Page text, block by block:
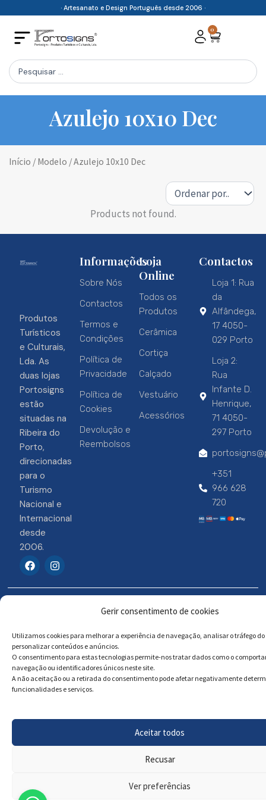
Gerir consentimento de cookies
Utilizamos cookies para melhorar a experiência de navegação, analisar o tráfego do
personalizar conteúdos e anúncios.
O consentimento para estas tecnologias permite-nos tratar dados como o
navegação ou identificadores únicos neste site.
A não aceitação ou a retirada do consentimento pode afetar negativamente
funcionalidades e serviços.
Aceitar todos
Recusar
Ver preferências
content
· Artesanato e Design Português desde 2006 ·
0
Cart
Search
...
Azulejo 10x10 Dec
Início / Modelo / Azulejo 10x10 Dec
Products not found.
Produtos
Turísticos
e Culturais,
Lda. As
duas lojas
Portosigns
estão
situadas na
Ribeira do
Porto,
direcionadas
para o
Turismo
Nacional e
Internacional
desde
2006.
F
a
e
I
n
t
a
m
Informações
Sobre Nós
Contactos
Termos e
Condições
Política de
Privacidade
Política de
Cookies
Devolução e
Reembolsos
Loja
Online
Todos os
Produtos
Cerâmica
Cortiça
Calçado
Vestuário
Acessórios
Contactos
Loja 1: Rua
da
Alfândega,
17 4050-
029 Porto
Loja 2:
Rua
Infante D.
Henrique,
71 4050-
297 Porto
+351
966 628
720
Culturais, Lda
Livro de reclamações
Powered byMegastock Informática